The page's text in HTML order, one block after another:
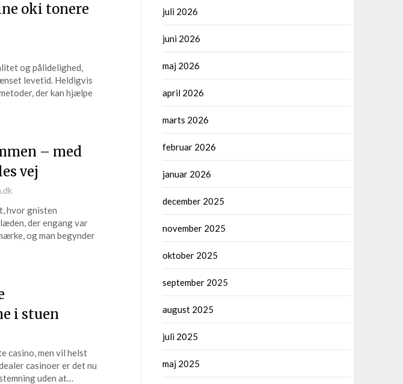
oki tonere
og pålidelighed,
levetid. Heldigvis
der kan hjælpe
– med
vej
hvor gnisten
der engang var
og man begynder
i stuen
casino, men vil helst
casinoer er det nu
uden at…
juli 2026
juni 2026
maj 2026
april 2026
marts 2026
februar 2026
januar 2026
december 2025
november 2025
oktober 2025
september 2025
august 2025
juli 2025
maj 2025